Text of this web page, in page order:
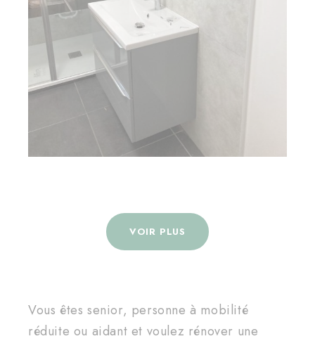
VOIR PLUS
Vous êtes senior, personne à mobilité
réduite ou aidant et voulez rénover une